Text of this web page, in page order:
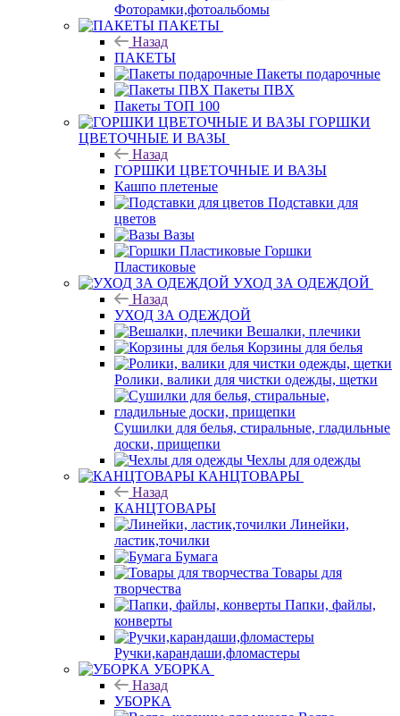
Фоторамки,фотоальбомы
ПАКЕТЫ
Назад
ПАКЕТЫ
Пакеты подарочные
Пакеты ПВХ
Пакеты ТОП 100
ГОРШКИ
ЦВЕТОЧНЫЕ И ВАЗЫ
Назад
ГОРШКИ ЦВЕТОЧНЫЕ И ВАЗЫ
Кашпо плетеные
Подставки для
цветов
Вазы
Горшки
Пластиковые
УХОД ЗА ОДЕЖДОЙ
Назад
УХОД ЗА ОДЕЖДОЙ
Вешалки, плечики
Корзины для белья
Ролики, валики для чистки одежды, щетки
Сушилки для белья, стиральные, гладильные
доски, прищепки
Чехлы для одежды
КАНЦТОВАРЫ
Назад
КАНЦТОВАРЫ
Линейки,
ластик,точилки
Бумага
Товары для
творчества
Папки, файлы,
конверты
Ручки,карандаши,фломастеры
УБОРКА
Назад
УБОРКА